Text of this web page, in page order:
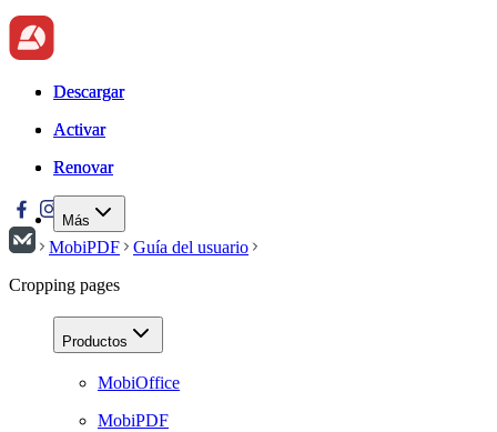
Descargar
Activar
Renovar
Más
Descargar
Activar
Renovar
MobiPDF
Guía del usuario
Cropping pages
Productos
MobiOffice
MobiPDF